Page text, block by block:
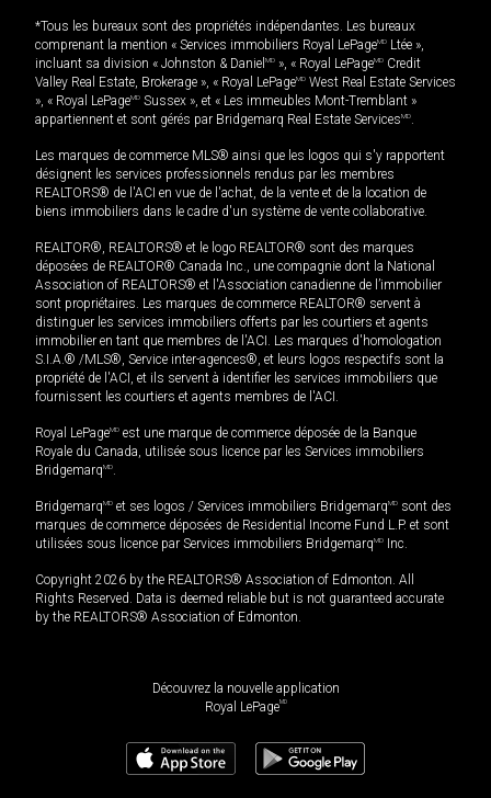
*Tous les bureaux sont des propriétés indépendantes. Les bureaux
comprenant la mention « Services immobiliers Royal LePageMD Ltée »,
incluant sa division « Johnston & Daniel MD », « Royal LePageMD Credit
Valley Real Estate, Brokerage », « Royal LePageMD West Real Estate Services
», « Royal LePageMD Sussex », et « Les immeubles Mont-Tremblant »
appartiennent et sont gérés par Bridgemarq Real Estate ServicesMD.
Les marques de commerce MLS® ainsi que les logos qui s'y rapportent
désignent les services professionnels rendus par les membres
REALTORS® de l'ACI en vue de l'achat, de la vente et de la location de
biens immobiliers dans le cadre d'un système de vente collaborative.
REALTOR®, REALTORS® et le logo REALTOR® sont des marques
déposées de REALTOR® Canada Inc., une compagnie dont la National
Association of REALTORS® et l'Association canadienne de l’immobilier
sont propriétaires. Les marques de commerce REALTOR® servent à
distinguer les services immobiliers offerts par les courtiers et agents
immobilier en tant que membres de l'ACI. Les marques d'homologation
S.I.A.® /MLS®, Service inter-agences®, et leurs logos respectifs sont la
propriété de l'ACI, et ils servent à identifier les services immobiliers que
fournissent les courtiers et agents membres de l'ACI.
Royal LePageMD est une marque de commerce déposée de la Banque
Royale du Canada, utilisée sous licence par les Services immobiliers
BridgemarqMD.
BridgemarqMD et ses logos / Services immobiliers BridgemarqMD sont des
marques de commerce déposées de Residential Income Fund L.P. et sont
utilisées sous licence par Services immobiliers BridgemarqMD Inc.
Copyright 2026 by the REALTORS® Association of Edmonton. All
Rights Reserved. Data is deemed reliable but is not guaranteed accurate
by the REALTORS® Association of Edmonton.
Découvrez la nouvelle application
Royal LePageMD